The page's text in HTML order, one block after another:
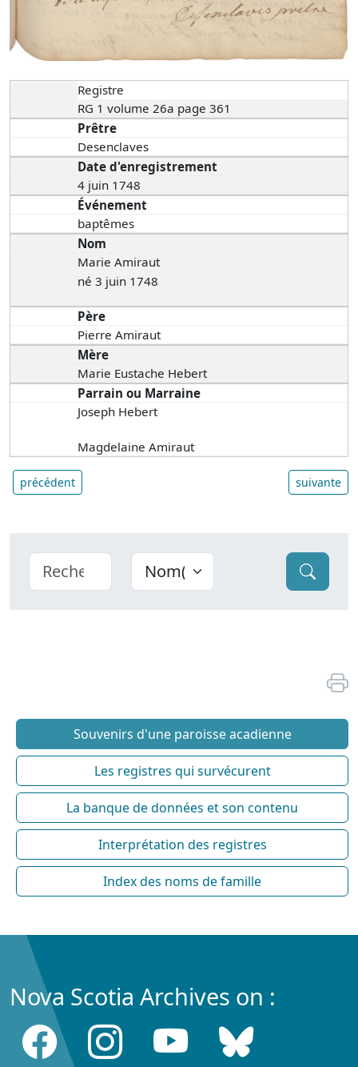
Registre
RG 1 volume 26a page 361
Prêtre
Desenclaves
Date d'enregistrement
4 juin 1748
Événement
baptêmes
Nom
Marie Amiraut
né 3 juin 1748
Père
Pierre Amiraut
Mère
Marie Eustache Hebert
Parrain ou Marraine
Joseph Hebert
Magdelaine Amiraut
précédent suivante
Souvenirs d'une paroisse acadienne
Les registres qui survécurent
La banque de données et son contenu
Interprétation des registres
Index des noms de famille
Nova Scotia Archives on :